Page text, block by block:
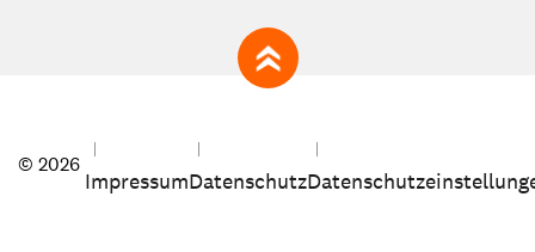
zum Seitenanfang
© 2026
ImpressumDatenschutz